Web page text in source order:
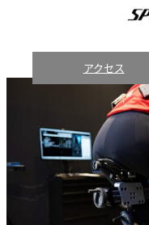
アクセス